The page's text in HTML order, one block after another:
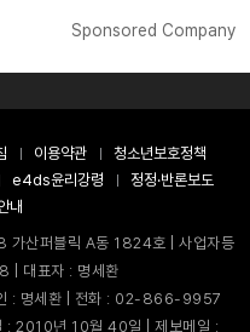
Sponsored Company
이용약관
청소년보호정책
e4ds윤리강령
정정·반론보도
내
가산퍼블릭 A동 1824호 | 사업자등
대표자 : 명세환
인 : 명세환 | 전화 : 02-866-9957
: 2010년 10월 40일 | 제보메일 :